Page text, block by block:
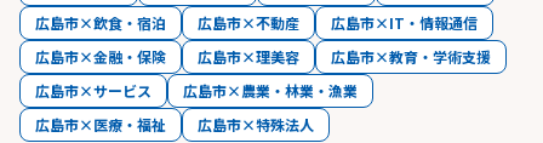
広島市×飲食・宿泊
広島市×不動産
広島市×IT・情報通信
広島市×金融・保険
広島市×理美容
広島市×教育・学術支援
広島市×サービス
広島市×農業・林業・漁業
広島市×医療・福祉
広島市×特殊法人